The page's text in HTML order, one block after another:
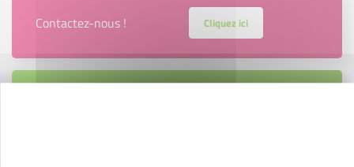
Contactez-nous ! Cliquez ici